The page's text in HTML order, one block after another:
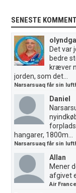
SENESTE
Det var
bedre
kræver
jorden, som det...
Narsarsuaq får sin
Daniel
hangarer, 1800m...
Narsarsuaq får sin
Allan
Mener
afgivet
Air